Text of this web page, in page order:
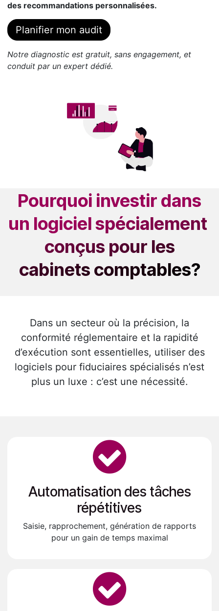
des recommandations personnalisées.
Planifier mon audit
Notre diagnostic est gratuit, sans engagement, et
conduit par un expert dédié.
Pourquoi investir dans
un logiciel spécialement
conçus pour les
cabinets comptables?
Dans un secteur où la précision, la
conformité réglementaire et la rapidité
d’exécution sont essentielles, utiliser des
logiciels pour fiduciaires spécialisés n’est
plus un luxe : c’est une nécessité.​
Automatisation des tâches
répétitives
Saisie, rapprochement, génération de rapports
pour un gain de temps maximal